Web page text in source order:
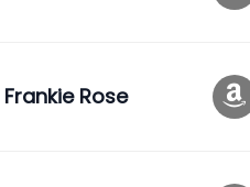
Frankie Rose